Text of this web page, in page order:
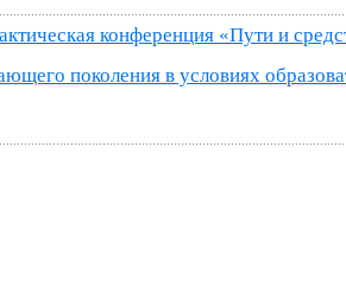
конференция «Пути и
поколения в условиях